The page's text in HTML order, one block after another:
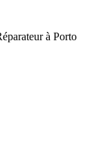
à Porto